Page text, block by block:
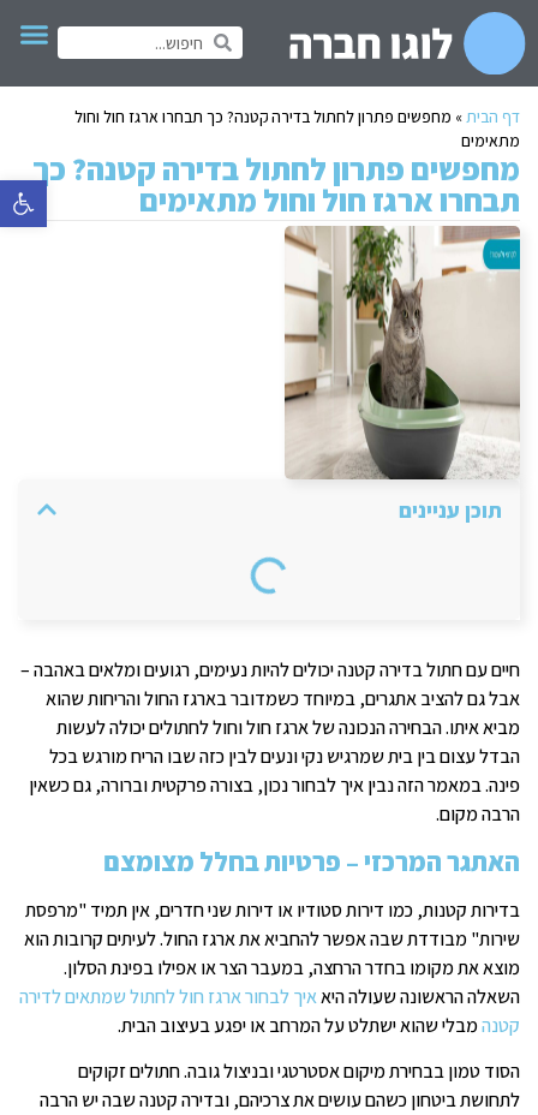
פתח
דף הבית» מחפשים פתרון לחתול בדירה קטנה? כך תבחרו ארגז חול וחול
מתאימים
מחפשים פתרון לחתול בדירה קטנה? כך
תבחרו ארגז חול וחול מתאימים
תוכן עניינים
חיים עם חתול בדירה קטנה יכולים להיות נעימים, רגועים ומלאים באהבה –
אבל גם להציב אתגרים, במיוחד כשמדובר בארגז החול והריחות שהוא
מביא איתו. הבחירה הנכונה של ארגז חול וחול לחתולים יכולה לעשות
הבדל עצום בין בית שמרגיש נקי ונעים לבין כזה שבו הריח מורגש בכל
פינה. במאמר הזה נבין איך לבחור נכון, בצורה פרקטית וברורה, גם כשאין
הרבה מקום.
האתגר המרכזי – פרטיות בחלל מצומצם
בדירות קטנות, כמו דירות סטודיו או דירות שני חדרים, אין תמיד "מרפסת
שירות" מבודדת שבה אפשר להחביא את ארגז החול. לעיתים קרובות הוא
מוצא את מקומו בחדר הרחצה, במעבר הצר או אפילו בפינת הסלון.
השאלה הראשונה שעולה היאאיך לבחור ארגז חול לחתול שמתאים לדירה
קטנהמבלי שהוא ישתלט על המרחב או יפגע בעיצוב הבית.
הסוד טמון בבחירת מיקום אסטרטגי ובניצול גובה. חתולים זקוקים
לתחושת ביטחון כשהם עושים את צרכיהם, ובדירה קטנה שבה יש הרבה